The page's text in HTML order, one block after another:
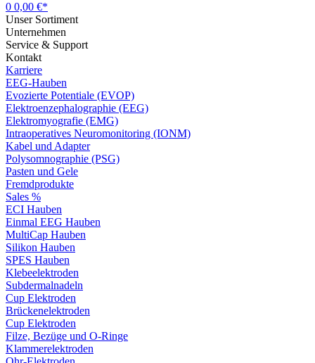
0 0,00 €*
Unser Sortiment
Unternehmen
Service & Support
Kontakt
Karriere
EEG-Hauben
Evozierte Potentiale (EVOP)
Elektroenzephalographie (EEG)
Elektromyografie (EMG)
Intraoperatives Neuromonitoring (IONM)
Kabel und Adapter
Polysomnographie (PSG)
Pasten und Gele
Fremdprodukte
Sales %
ECI Hauben
Einmal EEG Hauben
MultiCap Hauben
Silikon Hauben
SPES Hauben
Klebeelektroden
Subdermalnadeln
Cup Elektroden
Brückenelektroden
Cup Elektroden
Filze, Bezüge und O-Ringe
Klammerelektroden